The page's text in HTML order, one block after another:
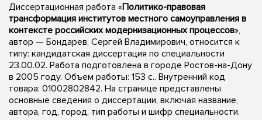
Диссертационная работа «Политико-правовая
трансформация институтов местного самоуправления в
контексте российских модернизационных процессов»,
автор — Бондарев, Сергей Владимирович, относится к
типу: кандидатская диссертация по специальности
23.00.02. Работа подготовлена в городе Ростов-на-Дону
в 2005 году. Объем работы: 153 с.. Внутренний код
товара: 01002802842. На странице представлены
основные сведения о диссертации, включая название,
автора, год, город, тип работы и шифр специальности.